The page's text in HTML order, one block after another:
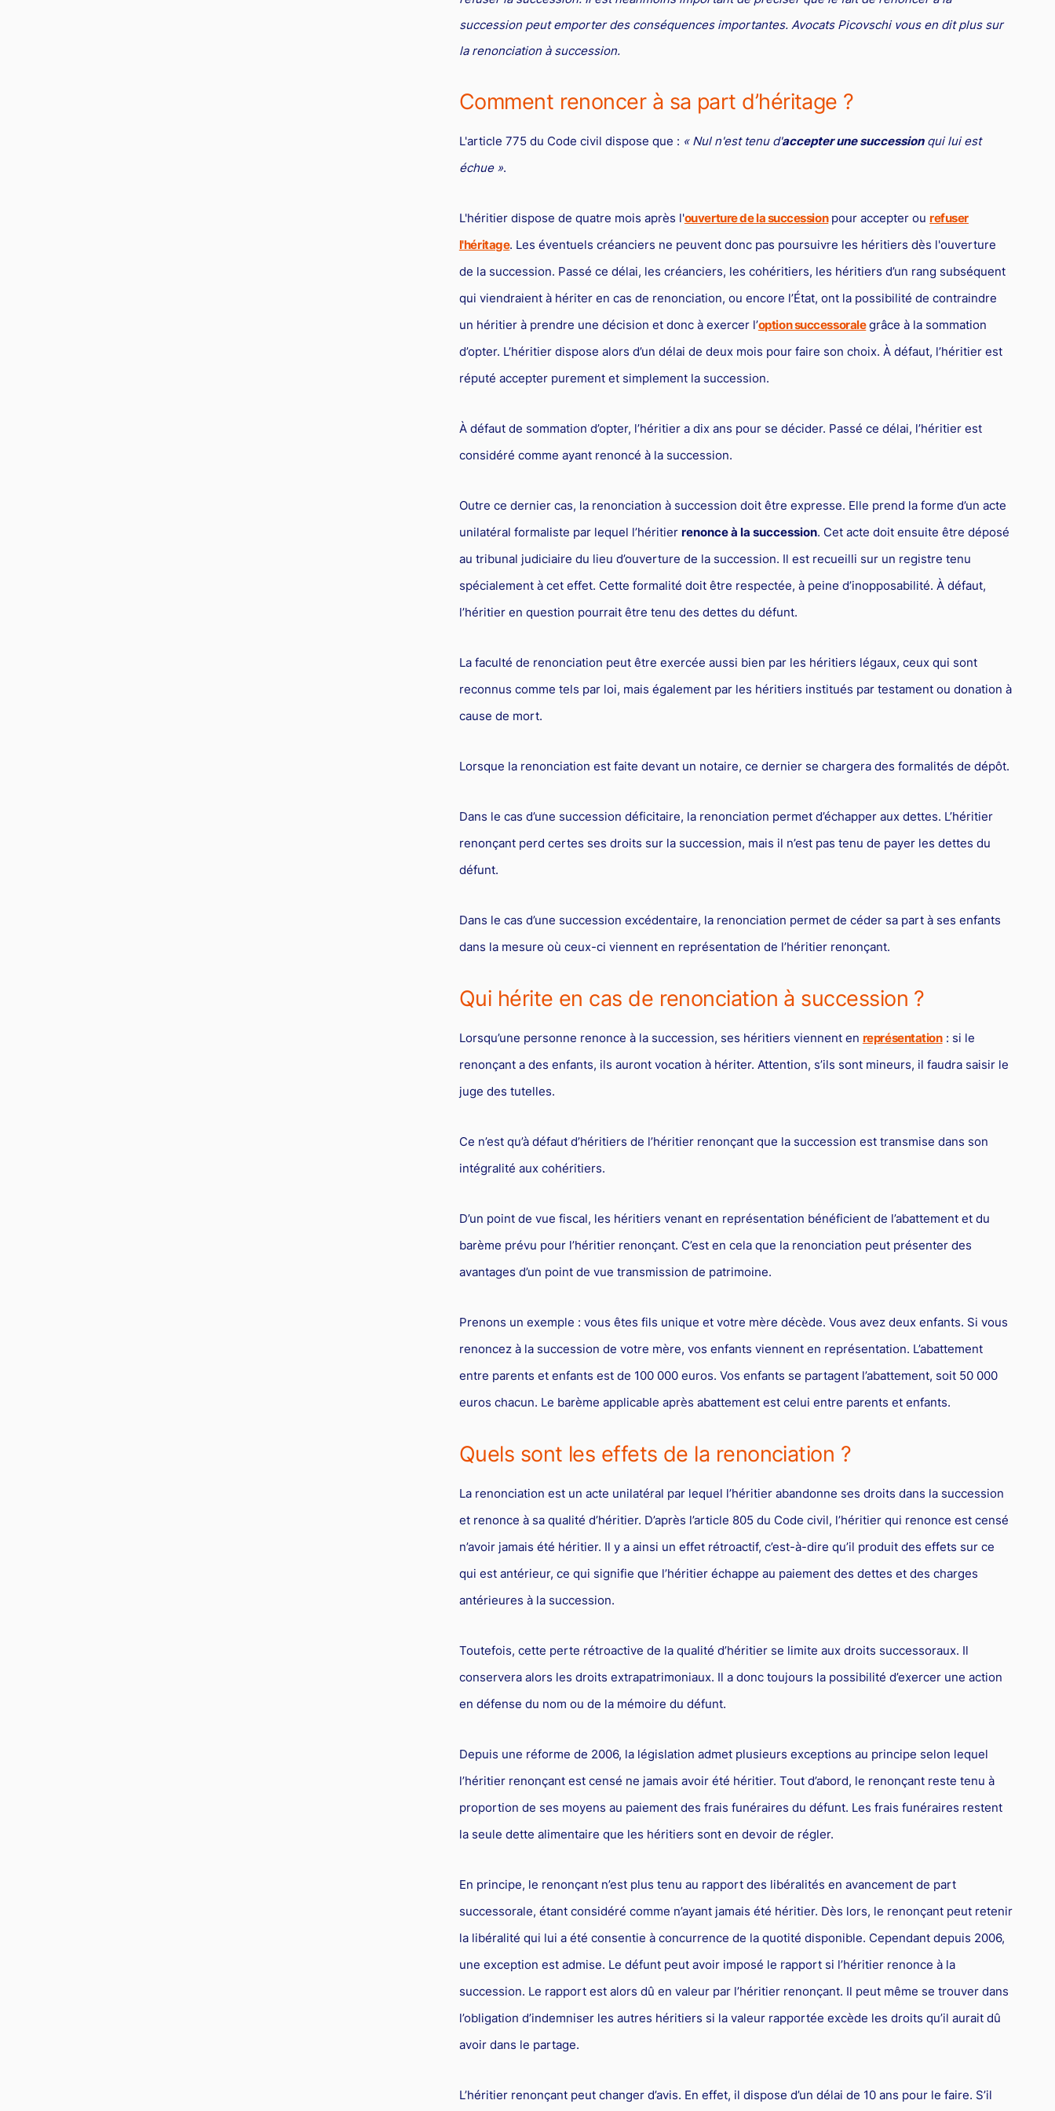
succession peut emporter des conséquences importantes. Avocats Picovschi vous en dit plus sur
la renonciation à succession.
Comment renoncer à sa part d’héritage ?
L'article 775 du Code civil dispose que : « Nul n'est tenu d'accepter une successionqui lui est
échue ».
L'héritier dispose de quatre mois après l'ouverture de la successionpour accepter ourefuser
l'héritage. Les éventuels créanciers ne peuvent donc pas poursuivre les héritiers dès l'ouverture
de la succession. Passé ce délai, les créanciers, les cohéritiers, les héritiers d’un rang subséquent
qui viendraient à hériter en cas de renonciation, ou encore l’État, ont la possibilité de contraindre
un héritier à prendre une décision et donc à exercer l’option successoralegrâce à la sommation
d’opter. L’héritier dispose alors d’un délai de deux mois pour faire son choix. À défaut, l’héritier est
réputé accepter purement et simplement la succession.
À défaut de sommation d’opter, l’héritier a dix ans pour se décider. Passé ce délai, l’héritier est
considéré comme ayant renoncé à la succession.
Outre ce dernier cas, la renonciation à succession doit être expresse. Elle prend la forme d’un acte
unilatéral formaliste par lequel l’héritier renonce à la succession. Cet acte doit ensuite être déposé
au tribunal judiciaire du lieu d’ouverture de la succession. Il est recueilli sur un registre tenu
spécialement à cet effet. Cette formalité doit être respectée, à peine d’inopposabilité. À défaut,
l’héritier en question pourrait être tenu des dettes du défunt.
La faculté de renonciation peut être exercée aussi bien par les héritiers légaux, ceux qui sont
reconnus comme tels par loi, mais également par les héritiers institués par testament ou donation à
cause de mort.
Lorsque la renonciation est faite devant un notaire, ce dernier se chargera des formalités de dépôt.
Dans le cas d’une succession déficitaire, la renonciation permet d’échapper aux dettes. L’héritier
renonçant perd certes ses droits sur la succession, mais il n’est pas tenu de payer les dettes du
défunt.
Dans le cas d’une succession excédentaire, la renonciation permet de céder sa part à ses enfants
dans la mesure où ceux-ci viennent en représentation de l’héritier renonçant.
Qui hérite en cas de renonciation à succession ?
Lorsqu’une personne renonce à la succession, ses héritiers viennent en représentation: si le
renonçant a des enfants, ils auront vocation à hériter. Attention, s’ils sont mineurs, il faudra saisir le
juge des tutelles.
Ce n’est qu’à défaut d’héritiers de l’héritier renonçant que la succession est transmise dans son
intégralité aux cohéritiers.
D’un point de vue fiscal, les héritiers venant en représentation bénéficient de l’abattement et du
barème prévu pour l’héritier renonçant. C’est en cela que la renonciation peut présenter des
avantages d’un point de vue transmission de patrimoine.
Prenons un exemple : vous êtes fils unique et votre mère décède. Vous avez deux enfants. Si vous
renoncez à la succession de votre mère, vos enfants viennent en représentation. L’abattement
entre parents et enfants est de 100 000 euros. Vos enfants se partagent l’abattement, soit 50 000
euros chacun. Le barème applicable après abattement est celui entre parents et enfants.
Quels sont les effets de la renonciation ?
La renonciation est un acte unilatéral par lequel l’héritier abandonne ses droits dans la succession
et renonce à sa qualité d’héritier. D’après l’article 805 du Code civil, l’héritier qui renonce est censé
n’avoir jamais été héritier. Il y a ainsi un effet rétroactif, c’est-à-dire qu’il produit des effets sur ce
qui est antérieur, ce qui signifie que l’héritier échappe au paiement des dettes et des charges
antérieures à la succession.
Toutefois, cette perte rétroactive de la qualité d’héritier se limite aux droits successoraux. Il
conservera alors les droits extrapatrimoniaux. Il a donc toujours la possibilité d’exercer une action
en défense du nom ou de la mémoire du défunt.
Depuis une réforme de 2006, la législation admet plusieurs exceptions au principe selon lequel
l’héritier renonçant est censé ne jamais avoir été héritier. Tout d’abord, le renonçant reste tenu à
proportion de ses moyens au paiement des frais funéraires du défunt. Les frais funéraires restent
la seule dette alimentaire que les héritiers sont en devoir de régler.
En principe, le renonçant n’est plus tenu au rapport des libéralités en avancement de part
successorale, étant considéré comme n’ayant jamais été héritier. Dès lors, le renonçant peut retenir
la libéralité qui lui a été consentie à concurrence de la quotité disponible. Cependant depuis 2006,
une exception est admise. Le défunt peut avoir imposé le rapport si l’héritier renonce à la
succession. Le rapport est alors dû en valeur par l’héritier renonçant. Il peut même se trouver dans
l’obligation d’indemniser les autres héritiers si la valeur rapportée excède les droits qu’il aurait dû
avoir dans le partage.
L’héritier renonçant peut changer d’avis. En effet, il dispose d’un délai de 10 ans pour le faire. S’il